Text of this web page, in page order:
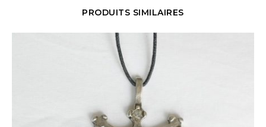
PRODUITS SIMILAIRES